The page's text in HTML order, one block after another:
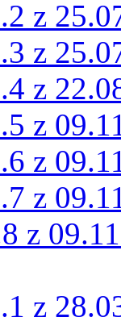
z
z
z
z
z
z
z
z